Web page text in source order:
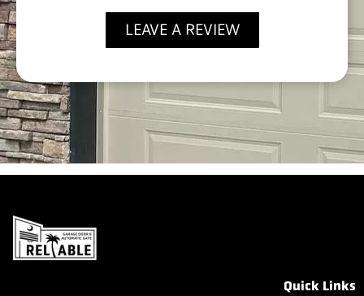
SERVICE AND I WILL MOST DEFINITELY
RETAIN HIS SERVICE WHEN NEEDED
AGAIN. 5+ STAR SERVICE
LEAVE A REVIEW
Quick Links